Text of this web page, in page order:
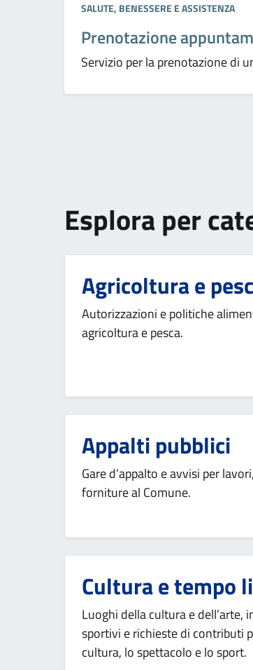
Categoria:
SALUTE, BENESSERE E ASSISTENZA
Prenotazione
Servizio per la prenotazione di
Esplora per
Agricoltura e
Autorizzazioni e politiche
agricoltura e pesca.
Appalti pubblici
Gare d’appalto e avvisi per
forniture al Comune.
Cultura e tempo
Luoghi della cultura e dell’arte,
sportivi e richieste di contributi
cultura, lo spettacolo e lo sport.